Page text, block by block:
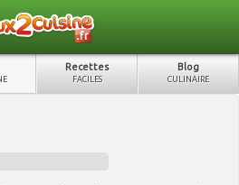
Recettes
FACILES
Blog
CULINAIRE